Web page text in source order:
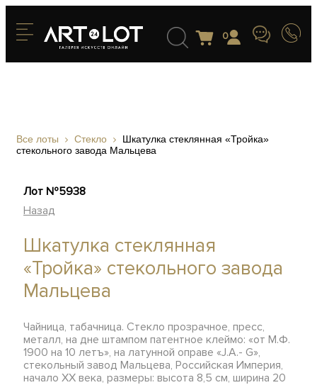
0
Все лоты Стекло
Шкатулка стеклянная «Тройка»
стекольного завода Мальцева
Лот №5938
Назад
Шкатулка стеклянная
«Тройка» стекольного завода
Мальцева
Чайница, табачница. Стекло прозрачное, пресс,
металл, на дне штампом патентное клеймо: «от М.Ф.
1900 на 10 летъ», на латунной оправе «J.A.- G»,
стекольный завод Мальцева, Российская Империя,
начало ХХ века, размеры: высота 8,5 см, ширина 20